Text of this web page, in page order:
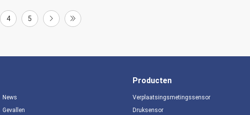
4 5
News
Gevallen
Producten
Verplaatsingsmetingssensor
Druksensor